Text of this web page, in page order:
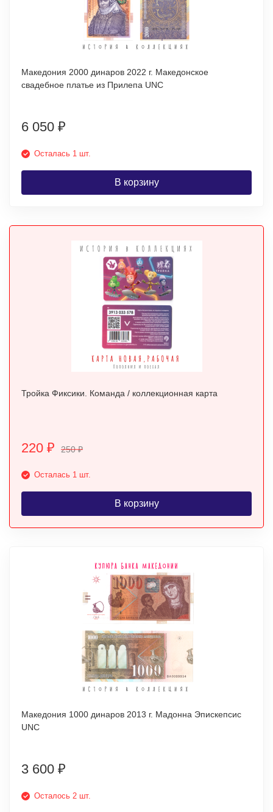
Македония 2000 динаров 2022 г. Македонское
свадебное платье из Прилепа UNC
6 050 ₽
Осталась 1 шт.
В корзину
Тройка Фиксики. Команда / коллекционная карта
220 ₽ 250₽
Осталась 1 шт.
В корзину
Македония 1000 динаров 2013 г. Мадонна Эпискепсис
UNC
3 600 ₽
Осталось 2 шт.